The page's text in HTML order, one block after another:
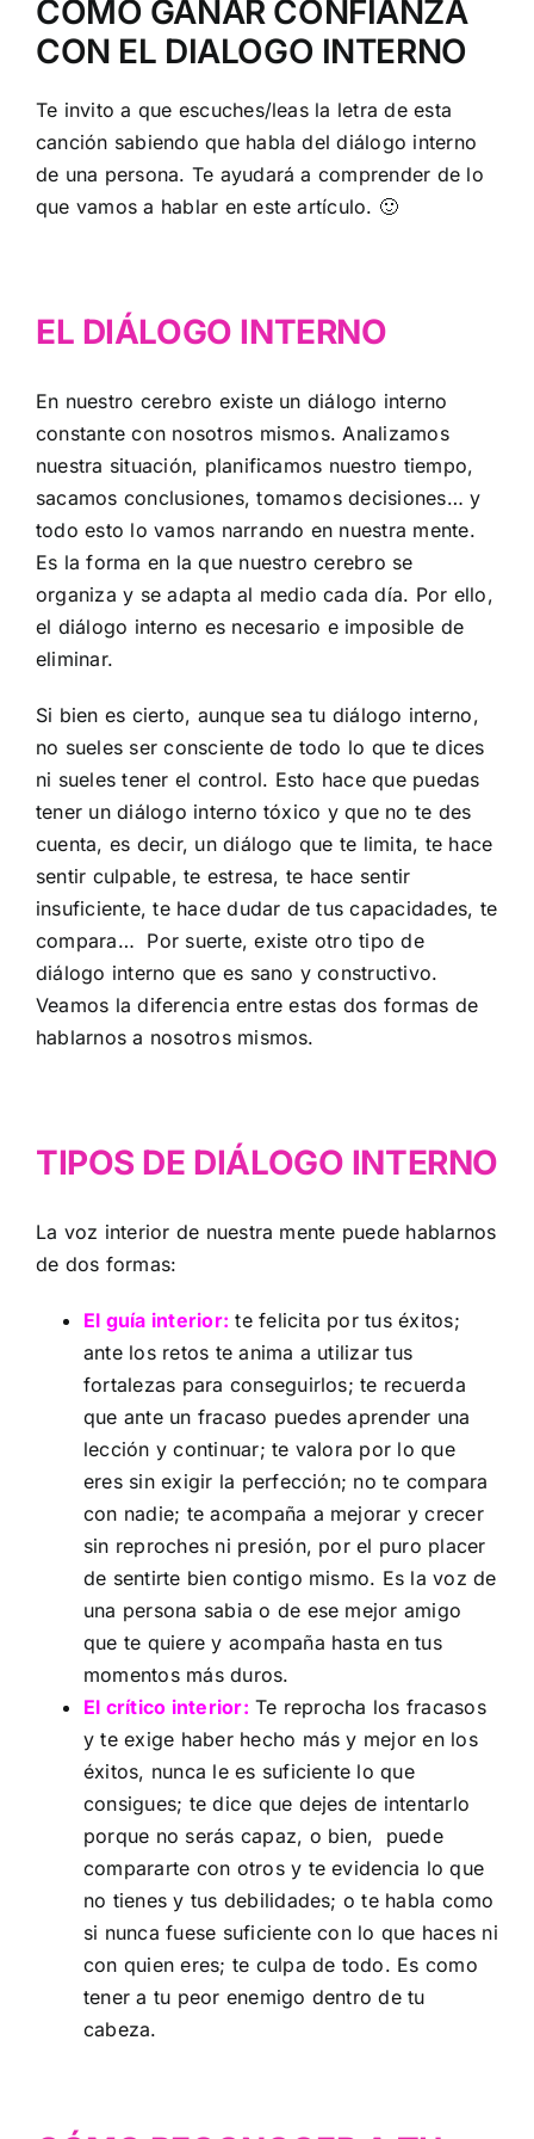
CÓMO GANAR CONFIANZA
CON EL DIALOGO INTERNO
Te invito a que escuches/leas la letra de esta
canción sabiendo que habla del diálogo interno
de una persona. Te ayudará a comprender de lo
que vamos a hablar en este artículo. 🙂
EL DIÁLOGO INTERNO
En nuestro cerebro existe un diálogo interno
constante con nosotros mismos. Analizamos
nuestra situación, planificamos nuestro tiempo,
sacamos conclusiones, tomamos decisiones… y
todo esto lo vamos narrando en nuestra mente.
Es la forma en la que nuestro cerebro se
organiza y se adapta al medio cada día. Por ello,
el diálogo interno es necesario e imposible de
eliminar.
Si bien es cierto, aunque sea tu diálogo interno,
no sueles ser consciente de todo lo que te dices
ni sueles tener el control. Esto hace que puedas
tener un diálogo interno tóxico y que no te des
cuenta, es decir, un diálogo que te limita, te hace
sentir culpable, te estresa, te hace sentir
insuficiente, te hace dudar de tus capacidades, te
compara… Por suerte, existe otro tipo de
diálogo interno que es sano y constructivo.
Veamos la diferencia entre estas dos formas de
hablarnos a nosotros mismos.
TIPOS DE DIÁLOGO INTERNO
La voz interior de nuestra mente puede hablarnos
de dos formas:
El guía interior: te felicita por tus éxitos;
ante los retos te anima a utilizar tus
fortalezas para conseguirlos; te recuerda
que ante un fracaso puedes aprender una
lección y continuar; te valora por lo que
eres sin exigir la perfección; no te compara
con nadie; te acompaña a mejorar y crecer
sin reproches ni presión, por el puro placer
de sentirte bien contigo mismo. Es la voz de
una persona sabia o de ese mejor amigo
que te quiere y acompaña hasta en tus
momentos más duros.
El crítico interior: Te reprocha los fracasos
y te exige haber hecho más y mejor en los
éxitos, nunca le es suficiente lo que
consigues; te dice que dejes de intentarlo
porque no serás capaz, o bien, puede
compararte con otros y te evidencia lo que
no tienes y tus debilidades; o te habla como
si nunca fuese suficiente con lo que haces ni
con quien eres; te culpa de todo. Es como
tener a tu peor enemigo dentro de tu
cabeza.